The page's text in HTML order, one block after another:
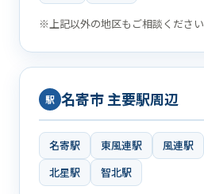
※上記以外の地区もご相談ください
駅 名寄市 主要駅周辺
名寄駅 東風連駅 風連駅
北星駅
智北駅